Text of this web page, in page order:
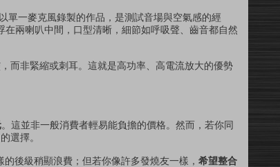
單一麥克風錄製的作品，是測試音場與空氣感的經
兩喇叭中間，口型清晰，細節如呼吸聲、齒音都自然
而非緊縮或刺耳。這就是高功率、高電流放大的優勢
。這並非一般消費者輕易能負擔的價格。然而，若你同
選擇。
後級稍顯浪費；但若你像許多發燒友一樣， 希望整合